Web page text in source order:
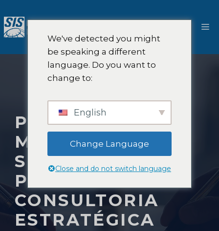
para
o
PESQUISA DE
MERCADO DE
SEGUROS
PESSOAIS E
CONSULTORIA
ESTRATÉGICA
We've detected you might
be speaking a different
language. Do you want to
change to:
English
Change Language
Close and do not switch language